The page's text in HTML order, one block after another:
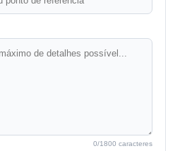
0/1800 caracteres